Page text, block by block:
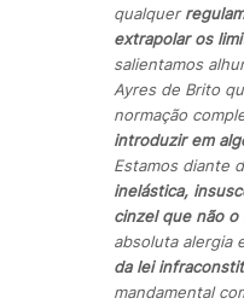
qualquer
extrapolar os
salientamos
Ayres de Brito
normação
introduzir em
Estamos diante
inelástica,
cinzel que não
absoluta alergia
da lei
mandamental